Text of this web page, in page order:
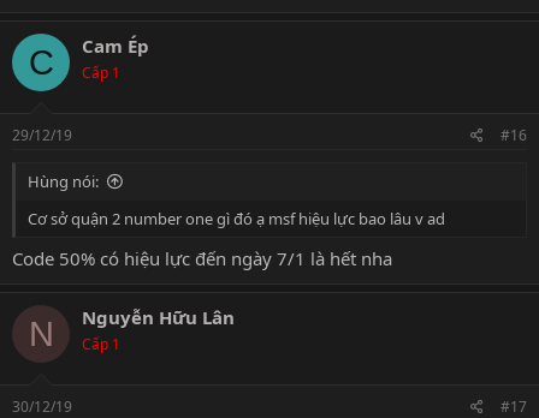
C Cam Ép
Cấp 1
29/12/19 #16
Hùng nói:
Cơ sở quận 2 number one gì đó ạ msf hiệu lực bao lâu v ad
Code 50% có hiệu lực đến ngày 7/1 là hết nha
N Nguyễn Hữu Lân
Cấp 1
30/12/19 #17